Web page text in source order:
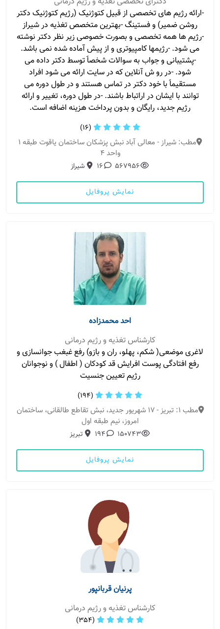
-ارائه رژیم های تخصصی از قبیل کتوژنیک (رژیم کتوژنیک دکتر
روشن ضمیر) و فستینگ -بهترین متخصص تغذیه در شیراز
-رژیم ها همه تخصصی و بصورت خصوصی زیر نظر دکتر نوشته
می شود. -رژیمها کامپیوتری و از پیش آماده شده نمی باشد.
-پشتیبانی و جواب به سوالات شخصاََ توسط دکتر داده می
شود. -در رو ش آنلاین که در سایت ارائه می شود افراد
مستقیماََ با خود دکتر در تماس هستند و در طول دوره می
توانند با ایشان در اراتباط باشند. -در طول دوره، تغییر و ارائه
رژیم جدید، رایگان و بدون پرداخت هزینه اضافه است.
(16)
مطب: شیراز - معالی آباد نبش پزشکان ساختمان یاقوت طبقه ۱
واحد ۴
567956
16 شیراز
نمایش پروفایل
احد محمدزاده
کارشناس تغذیه و رژیم درمانی
لاغری موضعی( شکم، پهلو، ران و بازو) رفع غبغب جوانسازی و
رفع افتادگی پوست افرایش قد کودکان ( اطفال ) و نوجوانان
رژیم تعیین جنسیت
(194)
مطب 1: تبریز - 17 شهریور جدید، نبش تقاطع طالقانی، ساختمان
امروز، نیم طبقه اول
150743
194 تبریز
نمایش پروفایل
پرنیان قربانپور
کارشناس تغذیه و رژیم درمانی
(354)